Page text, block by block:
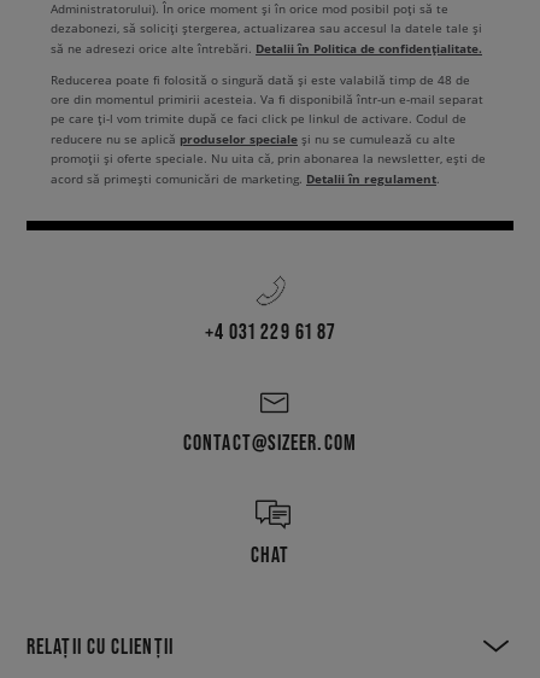
Administratorului). În orice moment și în orice mod posibil poți să te
dezabonezi, să soliciți ștergerea, actualizarea sau accesul la datele tale și
să ne adresezi orice alte întrebări. Detalii în Politica de confidențialitate.
Reducerea poate fi folosită o singură dată și este valabilă timp de 48 de
ore din momentul primirii acesteia. Va fi disponibilă într-un e-mail separat
pe care ți-l vom trimite după ce faci click pe linkul de activare. Codul de
reducere nu se aplică produselor speciale și nu se cumulează cu alte
promoții și oferte speciale. Nu uita că, prin abonarea la newsletter, ești de
acord să primești comunicări de marketing. Detalii în regulament.
+4 031 229 61 87
CONTACT@SIZEER.COM
CHAT
RELAȚII CU CLIENȚII